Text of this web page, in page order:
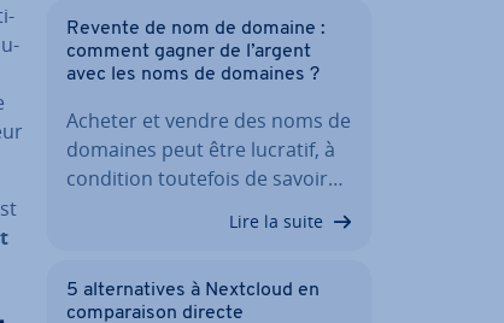
Revente de nom de domaine :
comment gagner de l’argent
avec les noms de domaines ?
Acheter et vendre des noms de
domaines peut être lucratif, à
condition toutefois de savoir…
Lire la suite
5 al­ter­na­tives à Nextcloud en
com­pa­rai­son directe